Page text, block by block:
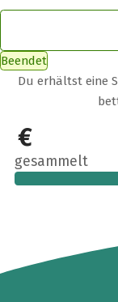
Beendet
Du erhältst eine
800 €
gesammelt